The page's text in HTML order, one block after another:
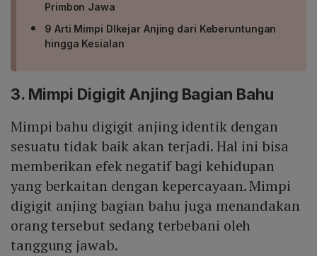
Primbon Jawa
9 Arti Mimpi DIkejar Anjing dari Keberuntungan
hingga Kesialan
3. Mimpi Digigit Anjing Bagian Bahu
Mimpi bahu digigit anjing identik dengan
sesuatu tidak baik akan terjadi. Hal ini bisa
memberikan efek negatif bagi kehidupan
yang berkaitan dengan kepercayaan. Mimpi
digigit anjing bagian bahu juga menandakan
orang tersebut sedang terbebani oleh
tanggung jawab.